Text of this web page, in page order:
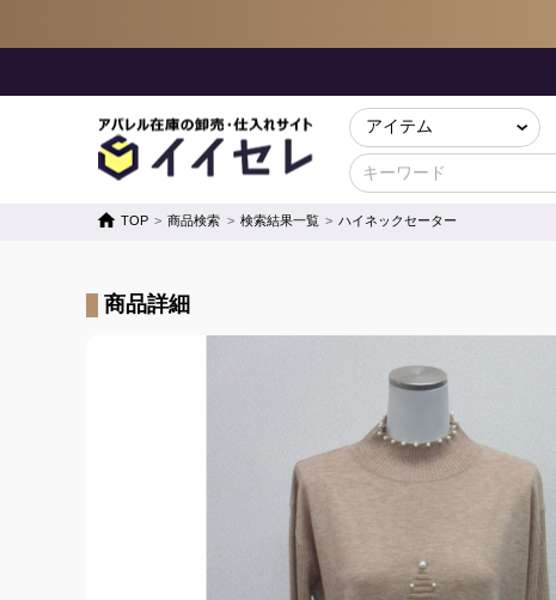
TOP 商品検索 検索結果一覧 ハイネックセーター
商品詳細